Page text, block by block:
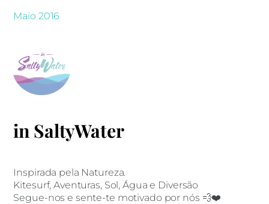
Maio 2016
in SaltyWater
Inspirada pela Natureza.
Kitesurf, Aventuras, Sol, Água e Diversão
Segue-nos e sente-te motivado por nós 💨❤️